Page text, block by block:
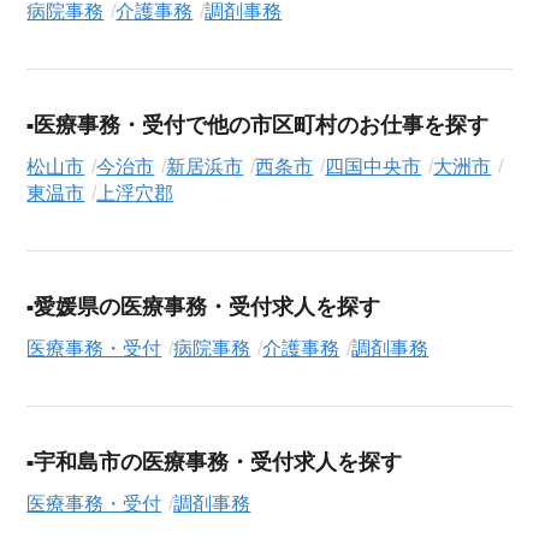
だけの非公開求人です。
ご利用の流れ
る」ボタンからご登録ください。シニア専門のキャリアアドバ
イザーが、これまでのご経歴やご希望を丁寧にヒアリングし、
職務経歴書の作成から面接対策、企業との条件交渉まで、転職
シニアジョブエージェントでは、豊富な求人情報の中から、あ
なたの希望に合ったお仕事を簡単に見つけられます。雇用形態
（正社員、契約社員、アルバイト・パート）や、勤務地、年
り条件での絞り込み検索も可能です。
この調剤事務の求人にご興味をお持ちの方はもちろん、「まず
ビス（無料）にお申し込みください。
病院事務 介護事務 調剤事務
医療事務・受付で他の市区町村のお仕事を探す
松山市 今治市 新居浜市 西条市 四国中央市
大洲市
東温市
上浮穴郡
愛媛県の医療事務・受付求人を探す
医療事務・受付 病院事務 介護事務 調剤事務
宇和島市の医療事務・受付求人を探す
医療事務・受付 調剤事務